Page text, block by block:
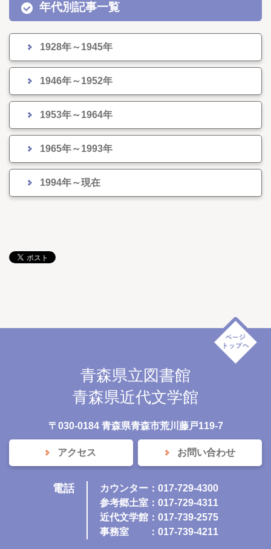
年代別記事一覧
1928年～1945年
1946年～1952年
1953年～1964年
1965年～1993年
1994年～現在
青森県立図書館
青森県近代文学館
〒030-0184 青森県青森市荒川藤戸119-7
アクセス お問い合わせ
電話
カウンター：017-729-4300
参考郷土室：017-729-4311
近代文学館：017-739-2575
事務室
：017-739-4211